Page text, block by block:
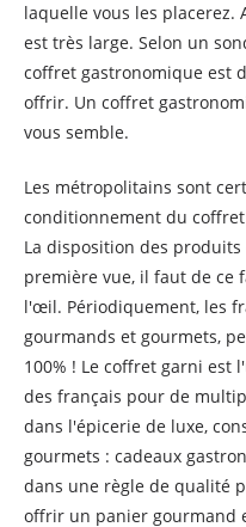
laquelle vous les placerez.
est très large. Selon un
coffret gastronomique est
offrir. Un coffret
vous semble.
Les métropolitains sont
conditionnement du
La disposition des
première vue, il faut de ce
l'œil. Périodiquement, les
gourmands et gourmets,
100% ! Le coffret garni est
des français pour de
dans l'épicerie de luxe,
gourmets : cadeaux
dans une règle de qualité
offrir un panier gourmand